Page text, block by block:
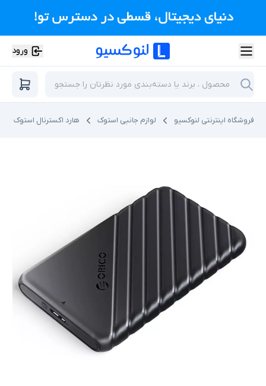
ورود
فروشگاه اینترنتی لنوکسیو لوازم جانبی استوک هارد اکسترنال استوک